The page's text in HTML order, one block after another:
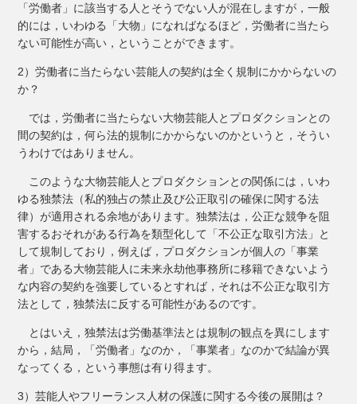
「労働者」に該当する人とそうでない人が混在しますが，一般
的には，いわゆる「大物」になればなるほど，労働者に当たら
ない可能性が高い，ということができます。
2）労働者に当たらない芸能人の契約は全く規制にかからないの
か？
では，労働者に当たらない大物芸能人とプロダクションとの
間の契約は，何ら法的規制にかからないのかというと，そうい
うわけではありません。
このような大物芸能人とプロダクションとの関係には，いわ
ゆる独禁法（私的独占の禁止及び公正取引の確保に関する法
律）が適用される余地があります。独禁法は，公正な競争を阻
害するおそれがある行為を類型化して「不公正な取引方法」と
して規制しており，例えば，プロダクションが個人の「事業
者」である大物芸能人に未来永劫他事務所に移籍できないよう
な内容の契約を強要しているとすれば，それは不公正な取引方
法として，独禁法に反する可能性があるのです。
とはいえ，独禁法は労働基準法とは規制の観点を異にします
から，結局，「労働者」なのか，「事業者」なのかで結論が異
なってくる，という事態は有り得ます。
3）芸能人やフリーランス人材の保護に関する今後の展開は？